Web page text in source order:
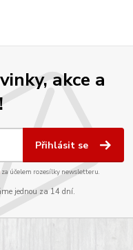
akce a
Přihlásit se
za účelem rozesílky newsletteru.
jednou za 14 dní.